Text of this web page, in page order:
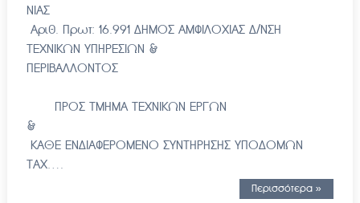
ΝΙΑΣ
Αριθ. Πρωτ: 16.991 ΔΗΜΟΣ ΑΜΦΙΛΟΧΙΑΣ Δ/ΝΣΗ
ΤΕΧΝΙΚΩΝ ΥΠΗΡΕΣΙΩΝ &
ΠΕΡΙΒΑΛΛΟΝΤΟΣ
ΠΡΟΣ ΤΜΗΜΑ ΤΕΧΝΙΚΩΝ ΕΡΓΩΝ
&
ΚΑΘΕ ΕΝΔΙΑΦΕΡΟΜΕΝΟ ΣΥΝΤΗΡΗΣΗΣ ΥΠΟΔΟΜΩΝ
ΤΑΧ….
Περισσότερα »